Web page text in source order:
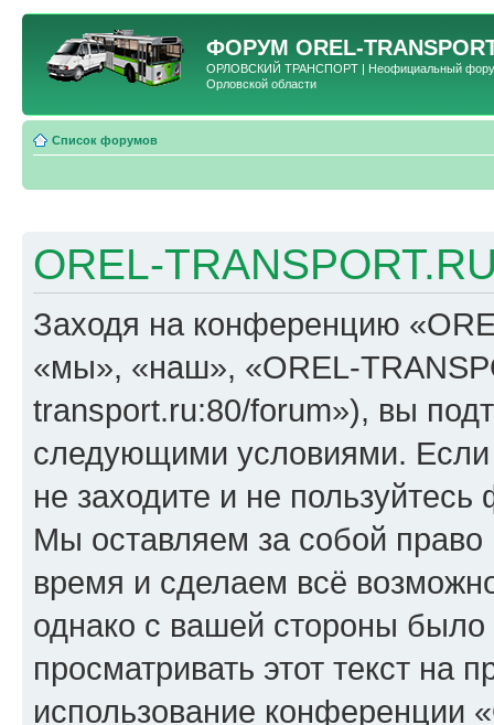
ФОРУМ OREL-
ОРЛОВСКИЙ ТРАНСПОРТ | Неофициальный форум
Орловской области
Список форумов
OREL-
Заходя на конференцию
«мы», «наш», «OREL-
transport.ru:80/forum»), вы
следующими условиями.
не заходите и не
Мы оставляем за собой
время и сделаем всё
однако с вашей стороны
просматривать этот текст на
использование конференции